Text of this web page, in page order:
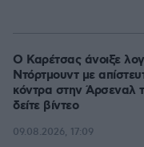
Ο Καρέτσας άνοιξε
Ντόρτμουντ με
κόντρα στην Άρσεναλ
δείτε βίντεο
09.08.2026, 17:09